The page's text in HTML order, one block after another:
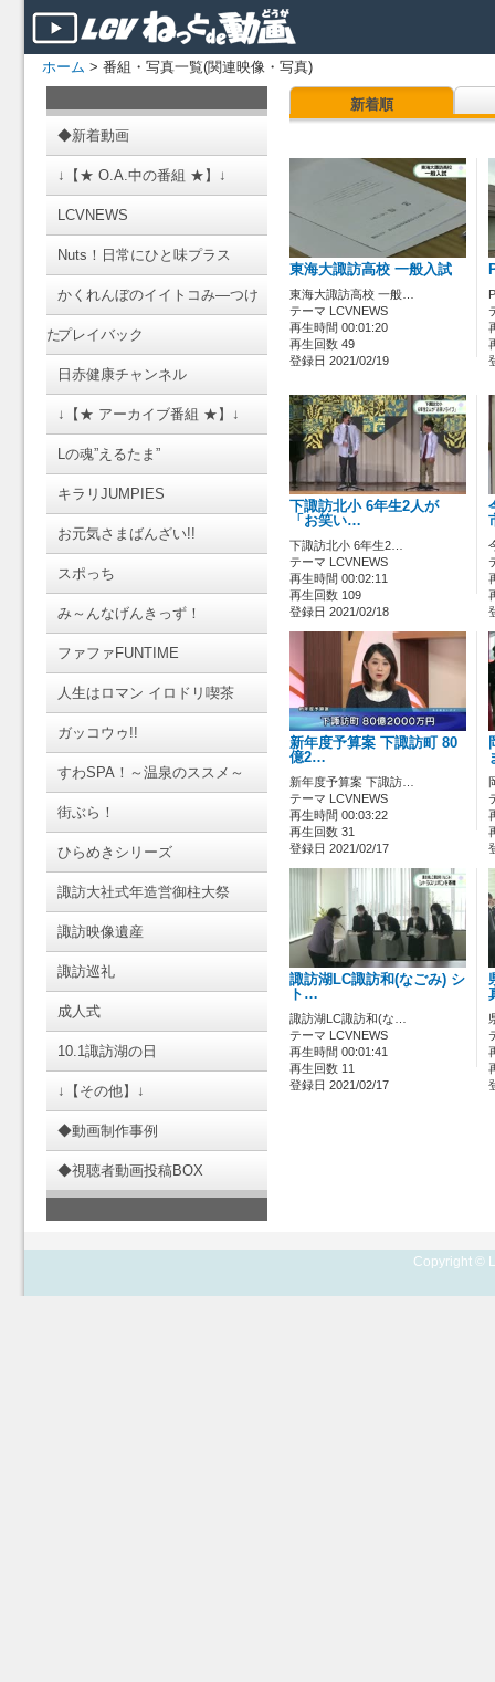
ホーム > 番組・写真一覧(関連映像・写真)
◆新着動画
↓【★ O.A.中の番組 ★】↓
LCVNEWS
Nuts！日常にひと味プラス
かくれんぼのイイトコみ―つけ
たプレイバック
日赤健康チャンネル
↓【★ アーカイブ番組 ★】↓
Lの魂”えるたま”
キラリJUMPIES
お元気さまばんざい!!
スポっち
み～んなげんきっず！
ファファFUNTIME
人生はロマン イロドリ喫茶
ガッコウゥ!!
すわSPA！～温泉のススメ～
街ぶら！
ひらめきシリーズ
諏訪大社式年造営御柱大祭
諏訪映像遺産
諏訪巡礼
成人式
10.1諏訪湖の日
↓【その他】↓
◆動画制作事例
◆視聴者動画投稿BOX
新着順
東海大諏訪高校 一般入試
東海大諏訪高校 一般…
テーマ LCVNEWS
再生時間 00:01:20
再生回数 49
登録日 2021/02/19
下諏訪北小 6年生2人が
「お笑い…
下諏訪北小 6年生2…
テーマ LCVNEWS
再生時間 00:02:11
再生回数 109
登録日 2021/02/18
新年度予算案 下諏訪町 80
億2…
新年度予算案 下諏訪…
テーマ LCVNEWS
再生時間 00:03:22
再生回数 31
登録日 2021/02/17
諏訪湖LC諏訪和(なごみ) シ
ト…
諏訪湖LC諏訪和(な…
テーマ LCVNEWS
再生時間 00:01:41
再生回数 11
登録日 2021/02/17
Copyright ©